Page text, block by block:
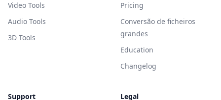
Video Tools
Audio Tools
3D Tools
Pricing
Conversão de ficheiros
grandes
Education
Changelog
Support
Legal